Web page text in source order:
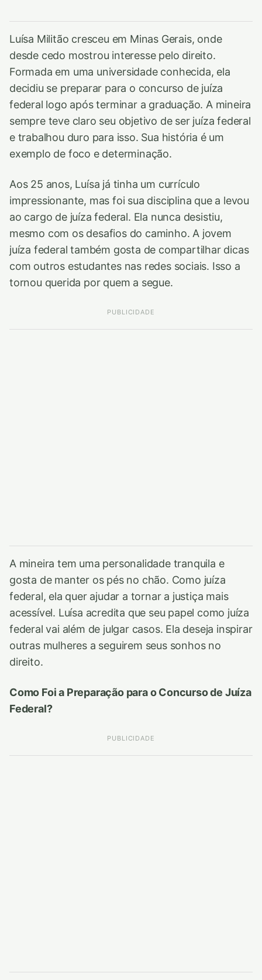
Luísa Militão cresceu em Minas Gerais, onde
desde cedo mostrou interesse pelo direito.
Formada em uma universidade conhecida, ela
decidiu se preparar para o concurso de juíza
federal logo após terminar a graduação. A mineira
sempre teve claro seu objetivo de ser juíza federal
e trabalhou duro para isso. Sua história é um
exemplo de foco e determinação.
Aos 25 anos, Luísa já tinha um currículo
impressionante, mas foi sua disciplina que a levou
ao cargo de juíza federal. Ela nunca desistiu,
mesmo com os desafios do caminho. A jovem
juíza federal também gosta de compartilhar dicas
com outros estudantes nas redes sociais. Isso a
tornou querida por quem a segue.
PUBLICIDADE
A mineira tem uma personalidade tranquila e
gosta de manter os pés no chão. Como juíza
federal, ela quer ajudar a tornar a justiça mais
acessível. Luísa acredita que seu papel como juíza
federal vai além de julgar casos. Ela deseja inspirar
outras mulheres a seguirem seus sonhos no
direito.
Como Foi a Preparação para o Concurso de Juíza
Federal?
PUBLICIDADE